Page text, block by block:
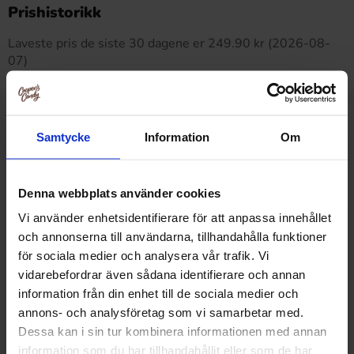
Samtycke Information Om
Denna webbplats använder cookies
Vi använder enhetsidentifierare för att anpassa innehållet
och annonserna till användarna, tillhandahålla funktioner
för sociala medier och analysera vår trafik. Vi
vidarebefordrar även sådana identifierare och annan
information från din enhet till de sociala medier och
annons- och analysföretag som vi samarbetar med.
Dessa kan i sin tur kombinera informationen med annan
information som du har tillhandahållit eller som de har
Prishistorikk
Laveste pris de siste 30 dagene er 249.90 kr (2026-08-
07)
Relaterte produkter